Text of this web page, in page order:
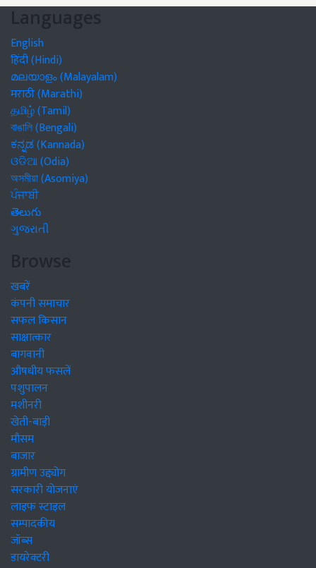
Languages
English
हिंदी (Hindi)
മലയാളം (Malayalam)
मराठी (Marathi)
தமிழ் (Tamil)
বাঙালি (Bengali)
ಕನ್ನಡ (Kannada)
ଓଡିଆ (Odia)
অসমীয়া (Asomiya)
ਪੰਜਾਬੀ
తెలుగు
ગુજરાતી
Browse
खबरें
कंपनी समाचार
सफल किसान
साक्षात्कार
बागवानी
औषधीय फसलें
पशुपालन
मशीनरी
खेती-बाड़ी
मौसम
बाजार
ग्रामीण उद्द्योग
सरकारी योजनाएं
लाइफ स्टाइल
सम्पादकीय
जॉब्स
डायरेक्टरी